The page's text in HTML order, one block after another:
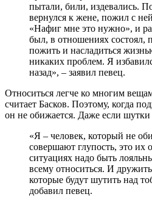
пытали, били, издевались.
вернулся к жене, пожил с
«Нафиг мне это нужно», и
был, в отношениях состоял,
пожить и насладиться
никаких проблем. Я
назад», – заявил певец.
Относиться легче ко многим
считает Басков. Поэтому, когда
он не обижается. Даже если
«Я – человек, который не
совершают глупость, это их
ситуациях надо быть
всему относиться. И
которые будут шутить над
добавил певец.